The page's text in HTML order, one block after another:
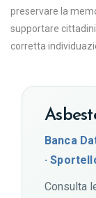
preservare la
supportare
corretta
Banca
·
Consulta